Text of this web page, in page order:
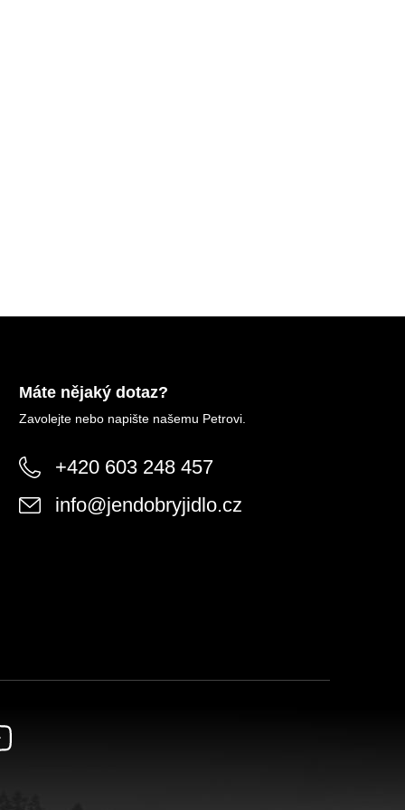
Máte nějaký dotaz?
Zavolejte nebo napište našemu Petrovi.
+420 603 248 457
info@jendobryjidlo.cz